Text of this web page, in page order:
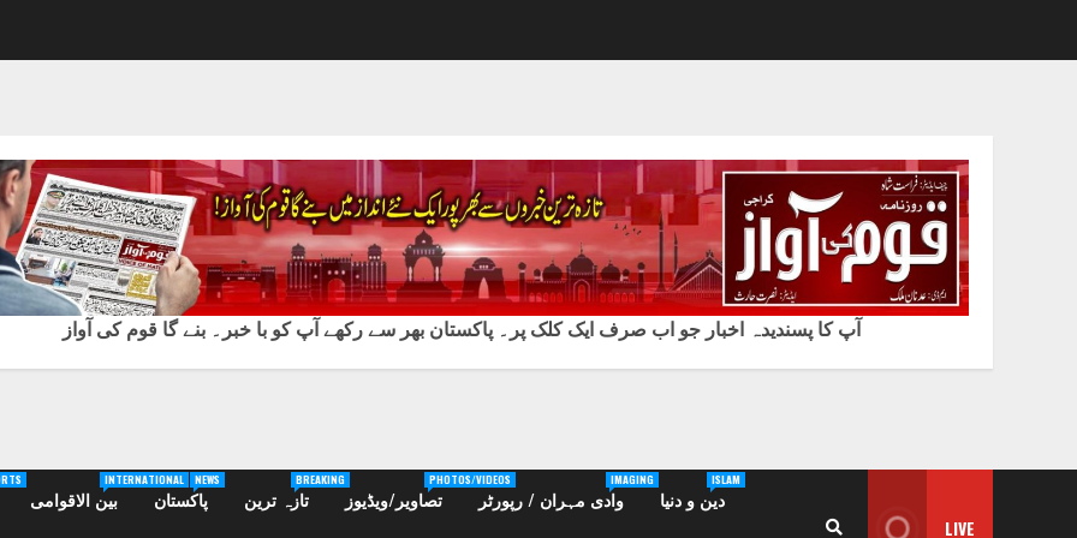
آپ کا پسندیدہ اخبار جو اب صرف ایک کلک پر۔ پاکستان بھر سے رکھے آپ کو با خبر۔ بنے گا قوم کی آواز
بین الاقوامی
INTERNATIONAL
پاکستان
NEWS
تازہ ترین
BREAKING
تصاویر/ویڈیوز
PHOTOS/VIDEOS
وادی مہران / رپورٹر
IMAGING
دین و دنیا
ISLAM
LIVE